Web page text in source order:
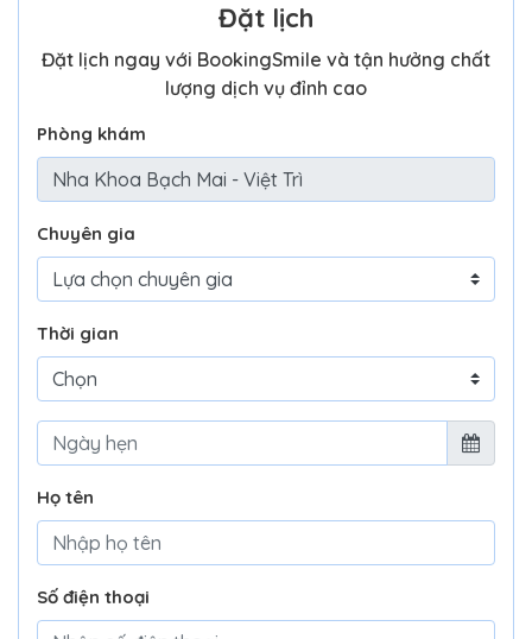
Đặt lịch
Đặt lịch ngay với BookingSmile và tận hưởng chất
lượng dịch vụ đỉnh cao
Phòng khám
Chuyên gia
Thời gian
Họ tên
Số điện thoại